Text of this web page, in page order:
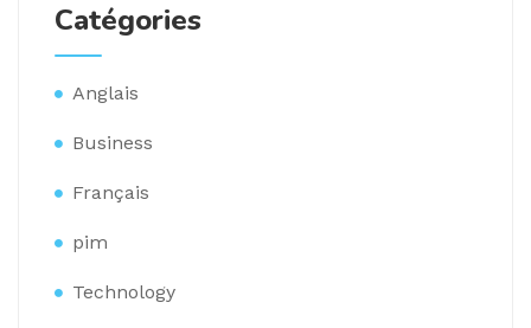
Catégories
Anglais
Business
Français
pim
Technology